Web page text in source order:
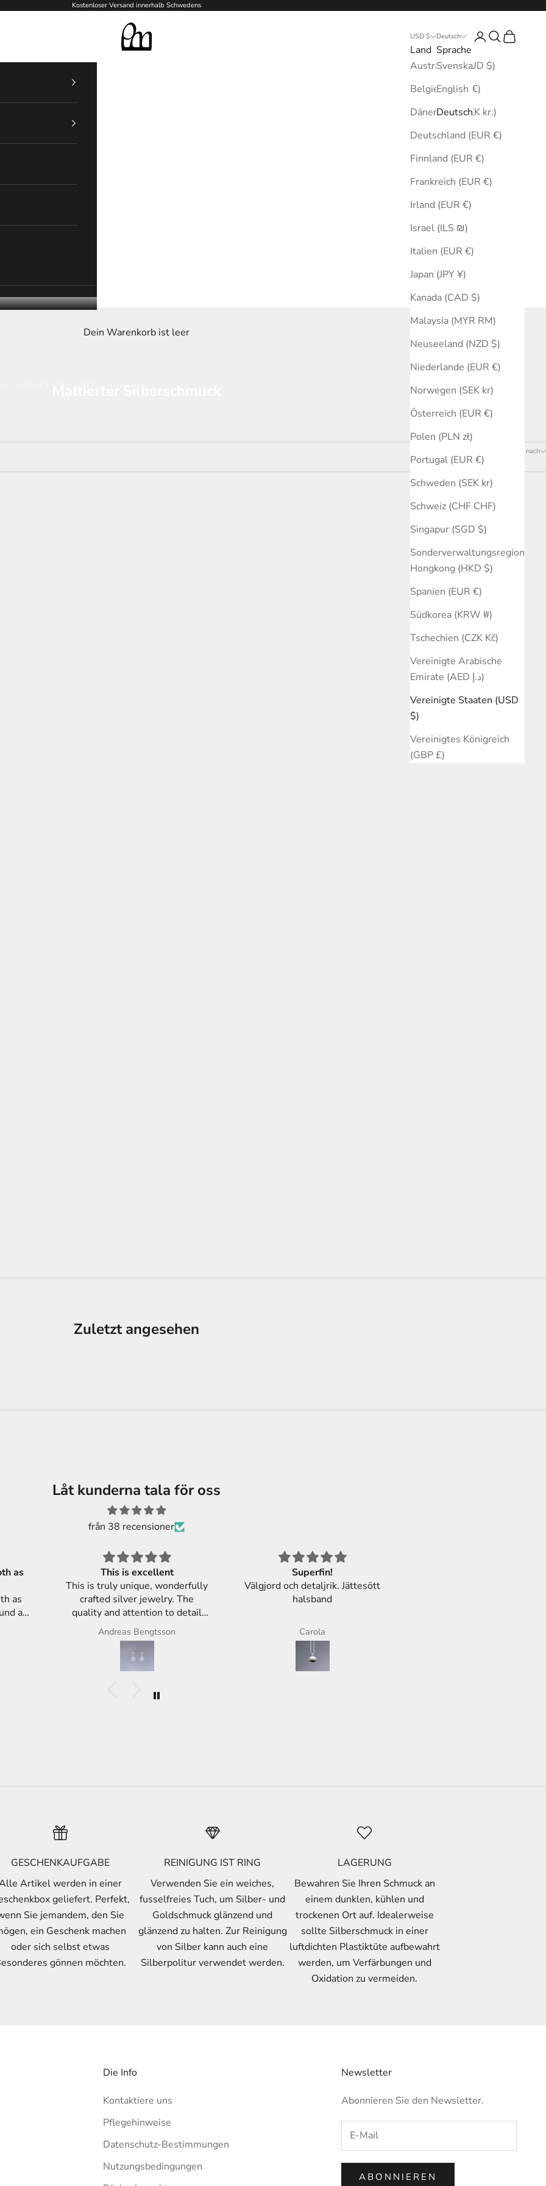
Kostenloser Versand innerhalb Schwedens
PM Silversmedja USD $
Land
Australien (AUD $)
Belgien (EUR €)
Dänemark (DKK kr.)
Deutschland (EUR €)
Finnland (EUR €)
Frankreich (EUR €)
Irland (EUR €)
Israel (ILS ₪)
Italien (EUR €)
Japan (JPY ¥)
Kanada (CAD $)
Malaysia (MYR RM)
Neuseeland (NZD $)
Niederlande (EUR €)
Norwegen (SEK kr)
Österreich (EUR €)
Polen (PLN zł)
Portugal (EUR €)
Schweden (SEK kr)
Schweiz (CHF CHF)
Singapur (SGD $)
Sonderverwaltungsregion
Hongkong (HKD $)
Spanien (EUR €)
Südkorea (KRW ₩)
Tschechien (CZK Kč)
Vereinigte Arabische
Emirate (AED د.إ)
Vereinigte Staaten (USD
$)
Vereinigtes Königreich
(GBP £)
Deutsch
Sprache
Svenska
English
Deutsch
Anmelden
Suchen
Dein Warenkorb ist leer
Sortieren nach
Angebot
ab $212.00 USD
Zuletzt angesehen
Låt kunderna tala för oss
från 38 recensioner
a
in
This is excellent
This is truly unique, wonderfully
crafted silver jewelry. The
quality and attention to detail
are excellent, making each piece
feel special. It’s perfect both as a
meaningful gift for a loved one or
as something beautiful for
Andreas Bengtsson
Superfin!
Välgjord och detaljrik. Jättesött
halsband
Carola
GESCHENKAUFGABE
Artikel werden in einer
geliefert. Perfekt,
Sie jemandem, den Sie
ein Geschenk machen
oder sich selbst etwas
gönnen möchten.
REINIGUNG IST RING
Verwenden Sie ein weiches,
fusselfreies Tuch, um Silber- und
Goldschmuck glänzend und
glänzend zu halten. Zur Reinigung
von Silber kann auch eine
Silberpolitur verwendet werden.
LAGERUNG
Bewahren Sie Ihren Schmuck an
einem dunklen, kühlen und
trockenen Ort auf. Idealerweise
sollte Silberschmuck in einer
luftdichten Plastiktüte aufbewahrt
werden, um Verfärbungen und
Oxidation zu vermeiden.
Die Info
Kontaktiere uns
Pflegehinweise
Datenschutz-Bestimmungen
Nutzungsbedingungen
Newsletter
Abonnieren Sie den Newsletter.
ABONNIEREN